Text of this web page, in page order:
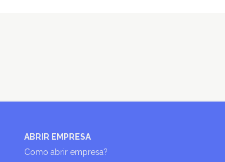
ABRIR EMPRESA
Como abrir empresa?